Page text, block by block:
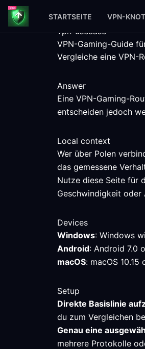
STARTSEITE VPN-
vpn-usecase
VPN-Gaming-Guide
Vergleiche eine VPN-
Answer
Eine VPN-Gaming-
entscheiden jedoch
Local context
Wer über Polen
das gemessene
Nutze diese Seite für
Geschwindigkeit oder
Devices
Windows: Windows
Android: Android 7.0
macOS: macOS
Setup
Direkte Basislinie
du zum Vergleichen
Genau eine
mehrere Protokolle